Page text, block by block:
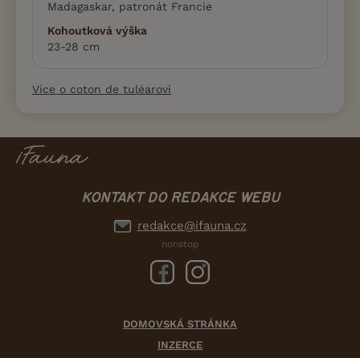
Madagaskar, patronát Francie
Kohoutková výška
23-28 cm
Více o coton de tuléarovi
KONTAKT DO REDAKCE WEBU
redakce@ifauna.cz
nonstop
DOMOVSKÁ STRÁNKA
INZERCE